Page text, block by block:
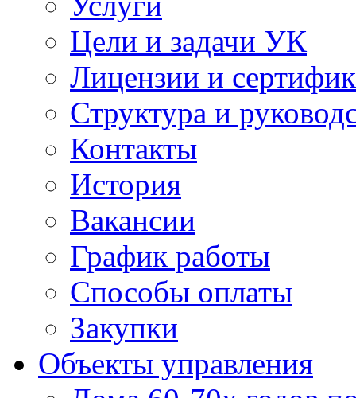
Цели и задачи УК
Лицензии и
Структура и
Контакты
История
Вакансии
График работы
Способы оплаты
Закупки
Объекты управления